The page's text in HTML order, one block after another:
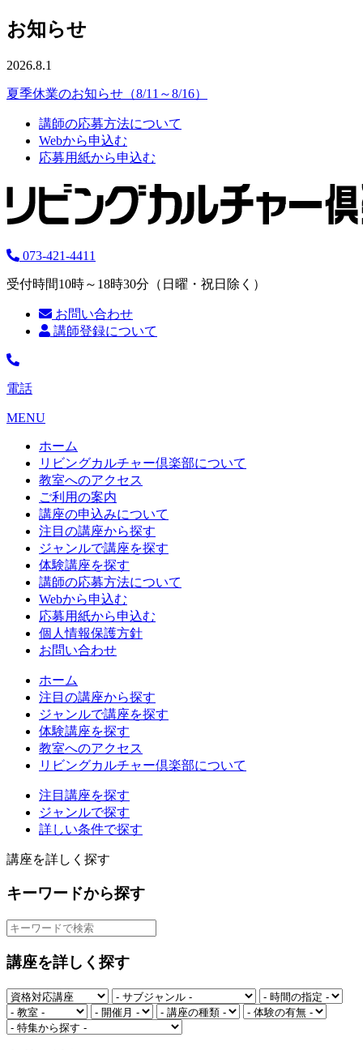
お知らせ
2026.8.1
夏季休業のお知らせ（8/11～8/16）
講師の応募方法について
Webから申込む
応募用紙から申込む
073-421-4411
受付時間10時～18時30分（日曜・祝日除く）
お問い合わせ
講師登録について
電話
MENU
ホーム
リビングカルチャー倶楽部について
教室へのアクセス
ご利用の案内
講座の申込みについて
注目の講座から探す
ジャンルで講座を探す
体験講座を探す
講師の応募方法について
Webから申込む
応募用紙から申込む
個人情報保護方針
お問い合わせ
ホーム
注目の講座から探す
ジャンルで講座を探す
体験講座を探す
教室へのアクセス
リビングカルチャー倶楽部について
注目講座を探す
ジャンルで探す
詳しい条件で探す
講座を詳しく探す
キーワードから探す
講座を詳しく探す